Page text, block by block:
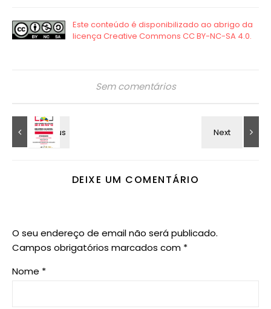
Sem comentários
DEIXE UM COMENTÁRIO
O seu endereço de email não será publicado.
Campos obrigatórios marcados com *
Nome *